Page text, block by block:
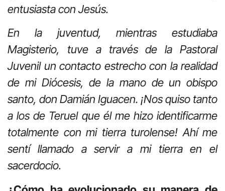
entusiasta con Jesús.
En la juventud, mientras estudiaba
Magisterio, tuve a través de la Pastoral
Juvenil un contacto estrecho con la realidad
de mi Diócesis, de la mano de un obispo
santo, don Damián Iguacen. ¡Nos quiso tanto
a los de Teruel que él me hizo identificarme
totalmente con mi tierra turolense! Ahí me
sentí llamado a servir a mi tierra en el
sacerdocio.